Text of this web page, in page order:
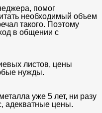
помог
необходимый объем
такого. Поэтому
в общении с
листов, цены
нужды.
уже 5 лет, ни разу
адекватные цены.